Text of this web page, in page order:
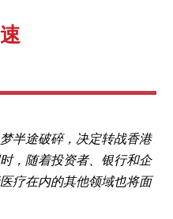
半途破碎，决定转战香港
，随着投资者、银行和企
疗在内的其他领域也将面